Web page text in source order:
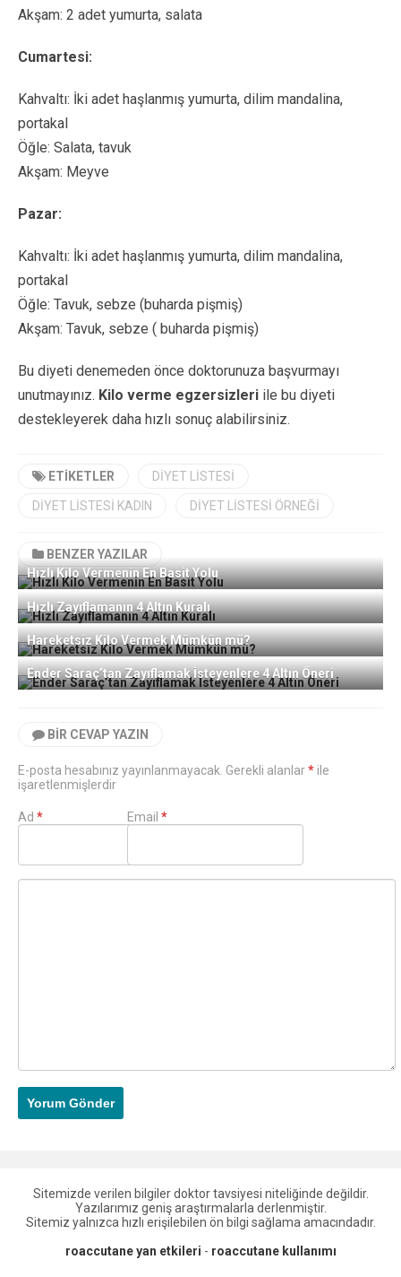
Akşam: 2 adet yumurta, salata
Cumartesi:
Kahvaltı: İki adet haşlanmış yumurta, dilim mandalina,
portakal
Öğle: Salata, tavuk
Akşam: Meyve
Pazar:
Kahvaltı: İki adet haşlanmış yumurta, dilim mandalina,
portakal
Öğle: Tavuk, sebze (buharda pişmiş)
Akşam: Tavuk, sebze ( buharda pişmiş)
Bu diyeti denemeden önce doktorunuza başvurmayı
unutmayınız. Kilo verme egzersizleri ile bu diyeti
destekleyerek daha hızlı sonuç alabilirsiniz.
ETIKETLER DIYET LISTESI
DIYET LISTESI KADIN DIYET LISTESI ÖRNEĞI
BENZER YAZILAR
Hızlı Kilo Vermenin En Basit Yolu
Hızlı Zayıflamanın 4 Altın Kuralı
Hareketsiz Kilo Vermek Mümkün mü?
Ender Saraç’tan Zayıflamak İsteyenlere 4 Altın Öneri
BIR CEVAP YAZIN
E-posta hesabınız yayınlanmayacak. Gerekli alanlar* ile
işaretlenmişlerdir
Ad * Email*
Sitemizde verilen bilgiler doktor tavsiyesi niteliğinde değildir.
Yazılarımız geniş araştırmalarla derlenmiştir.
Sitemiz yalnızca hızlı erişilebilen ön bilgi sağlama amacındadır.
roaccutane yan etkileri - roaccutane kullanımı